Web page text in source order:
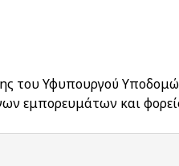
του Υφυπουργού
εμπορευμάτων και